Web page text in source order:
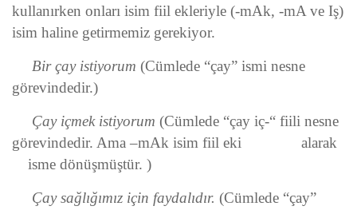
kullanırken onları isim fiil ekleriyle (-mAk, -mA ve Iş)
isim haline getirmemiz gerekiyor.
Bir çay istiyorum (Cümlede “çay” ismi nesne
görevindedir.)
Çay içmek istiyorum (Cümlede “çay iç-“ fiili nesne
görevindedir. Ama –mAk isim fiil eki alarak
isme dönüşmüştür. )
Çay sağlığımız için faydalıdır. (Cümlede “çay”